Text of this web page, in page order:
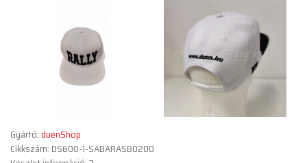
Gyártó:duenShop
Cikkszám: DS600-1-SABARASB0200